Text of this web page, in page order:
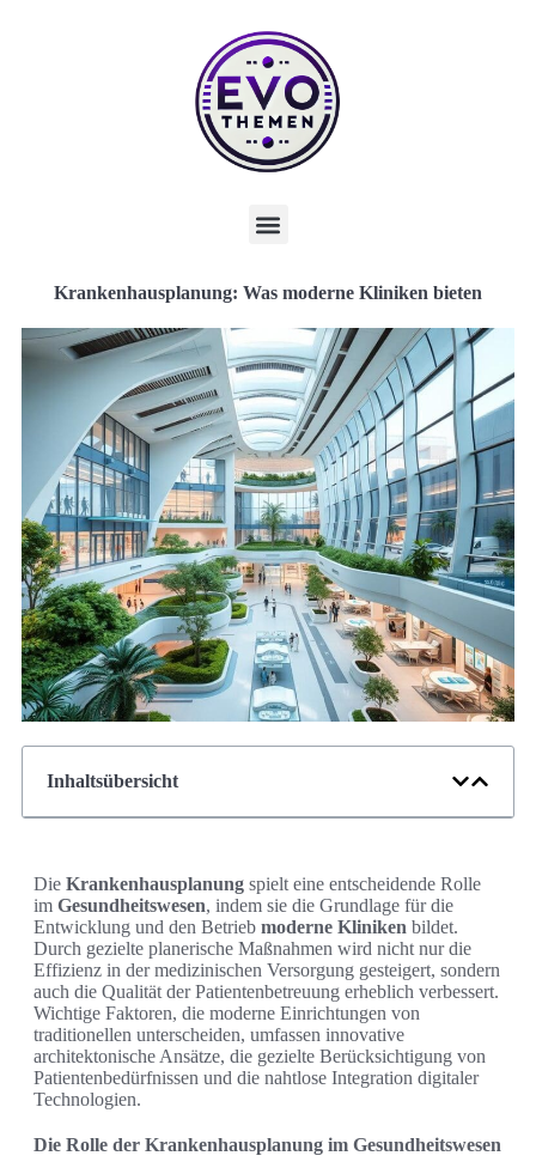
Krankenhausplanung: Was moderne Kliniken bieten
Inhaltsübersicht
Die Krankenhausplanung spielt eine entscheidende Rolle
im Gesundheitswesen, indem sie die Grundlage für die
Entwicklung und den Betrieb moderne Kliniken bildet.
Durch gezielte planerische Maßnahmen wird nicht nur die
Effizienz in der medizinischen Versorgung gesteigert, sondern
auch die Qualität der Patientenbetreuung erheblich verbessert.
Wichtige Faktoren, die moderne Einrichtungen von
traditionellen unterscheiden, umfassen innovative
architektonische Ansätze, die gezielte Berücksichtigung von
Patientenbedürfnissen und die nahtlose Integration digitaler
Technologien.
Die Rolle der Krankenhausplanung im Gesundheitswesen